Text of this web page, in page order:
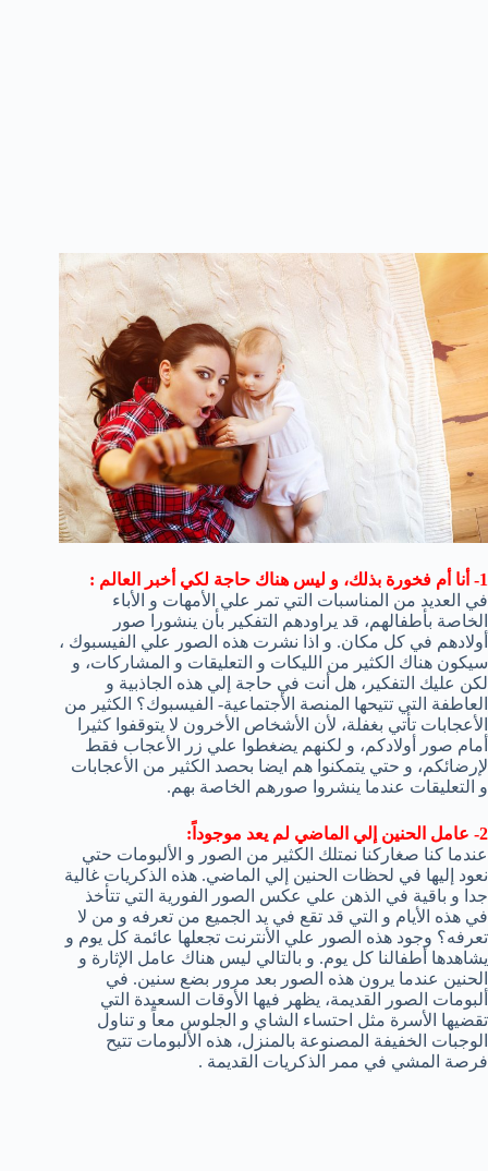
1- أنا أم فخورة بذلك، و ليس هناك حاجة لكي أخبر العالم :
في العديد من المناسبات التي تمر علي الأمهات و الأباء
الخاصة بأطفالهم، قد يراودهم التفكير بأن ينشورا صور
أولادهم في كل مكان. و اذا نشرت هذه الصور علي الفيسبوك ،
سيكون هناك الكثير من الليكات و التعليقات و المشاركات، و
لكن عليك التفكير، هل أنت في حاجة إلي هذه الجاذبية و
العاطفة التي تتيحها المنصة الأجتماعية- الفيسبوك؟ الكثير من
الأعجابات تأتي بغفلة، لأن الأشخاص الأخرون لا يتوقفوا كثيرا
أمام صور أولادكم، و لكنهم يضغطوا علي زر الأعجاب فقط
لإرضائكم، و حتي يتمكنوا هم ايضا بحصد الكثير من الأعجابات
و التعليقات عندما ينشروا صورهم الخاصة بهم.
2- عامل الحنين إلي الماضي لم يعد موجوداً:
عندما كنا صغاركنا نمتلك الكثير من الصور و الألبومات حتي
نعود إليها في لحظات الحنين إلي الماضي. هذه الذكريات غالية
جدا و باقية في الذهن علي عكس الصور الفورية التي تتأخذ
في هذه الأيام و التي قد تقع في يد الجميع من تعرفه و من لا
تعرفه؟ وجود هذه الصور علي الأنترنت تجعلها عائمة كل يوم و
يشاهدها أطفالنا كل يوم. و بالتالي ليس هناك عامل الإثارة و
الحنين عندما يرون هذه الصور بعد مرور بضع سنين. في
ألبومات الصور القديمة، يظهر فيها الأوقات السعيدة التي
تقضيها الأسرة مثل احتساء الشاي و الجلوس معاً و تناول
الوجبات الخفيفة المصنوعة بالمنزل، هذه الألبومات تتيح
فرصة المشي في ممر الذكريات القديمة .